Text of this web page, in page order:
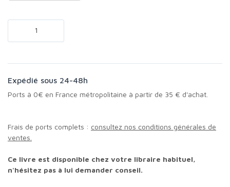
Expédié sous 24-48h
Ports à 0€ en France métropolitaine à partir de 35 € d'achat.
Frais de ports complets : consultez nos conditions générales de
ventes.
Ce livre est disponible chez votre libraire habituel,
n'hésitez pas à lui demander conseil.